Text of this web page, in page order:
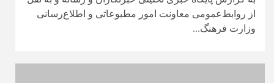
از روابط‌عمومی معاونت امور مطبوعاتی و اطلاع‌رسانی
وزارت فرهنگ...